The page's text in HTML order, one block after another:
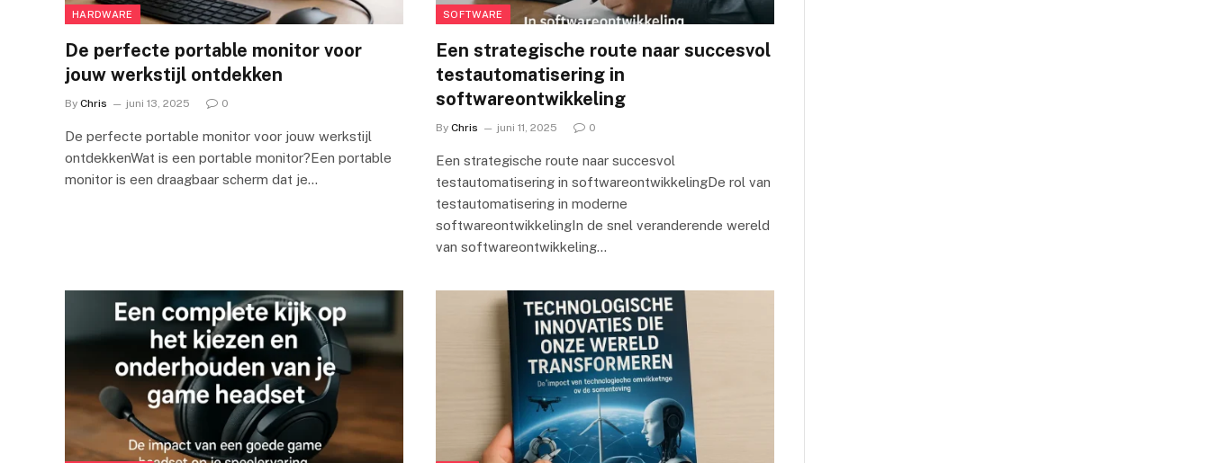
HARDWARE
De perfecte portable monitor voor
jouw werkstijl ontdekken
By Chris juni 13, 2025 0
De perfecte portable monitor voor jouw werkstijl
ontdekkenWat is een portable monitor?Een portable
monitor is een draagbaar scherm dat je…
SOFTWARE
Een strategische route naar succesvol
testautomatisering in
softwareontwikkeling
By Chris juni 11, 2025 0
Een strategische route naar succesvol
testautomatisering in softwareontwikkelingDe rol van
testautomatisering in moderne
softwareontwikkelingIn de snel veranderende wereld
van softwareontwikkeling…